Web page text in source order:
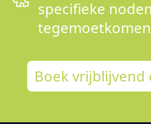
specifieke noden
tegemoetkomen
Boek vrijblijvend